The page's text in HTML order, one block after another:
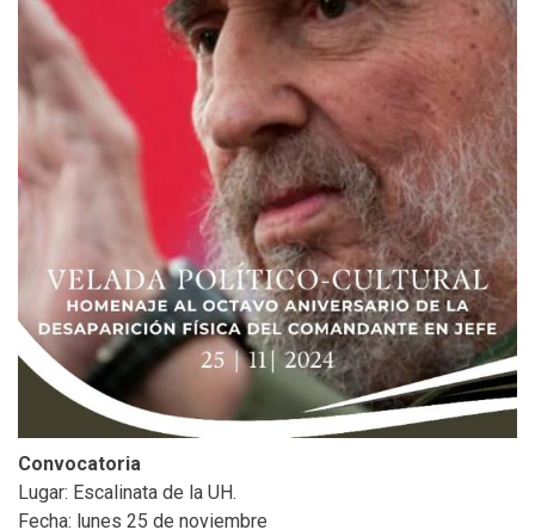
Convocatoria
Lugar: Escalinata de la UH.
Fecha: lunes 25 de noviembre